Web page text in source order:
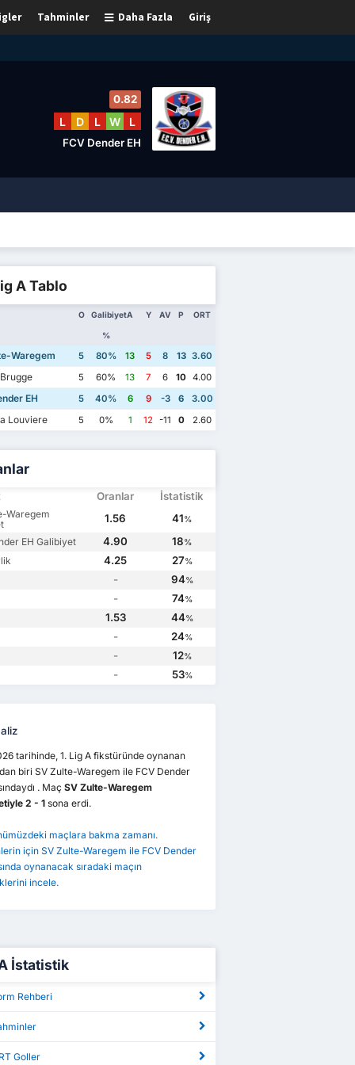
Giriş
Daha Fazla
Tahminler
0.82
L D L W L
FCV Dender EH
FCV Dender EH 1
A Tablo
O Galibiyet
%
A Y AV P ORT
Waregem 5 80% 13 5 8 13 3.60
5 60% 13 7 6 10 4.00
EH 5 40% 6 9 -3 6
3.00
Louviere 5 0% 1 12 -11 0 2.60
Oranlar İstatistik
Waregem
1.56 41%
EH Galibiyet 4.90 18%
4.25 27%
- 94%
- 74%
1.53 44%
- 24%
- 12%
- 53%
tarihinde, 1. Lig A fikstüründe oynanan
biri SV Zulte-Waregem ile FCV Dender
. Maç SV Zulte-Waregem
2 - 1sona erdi.
maçlara bakma zamanı.
için SV Zulte-Waregem ile FCV Dender
oynanacak sıradaki maçın
incele.
İstatistik
Rehberi
Goller